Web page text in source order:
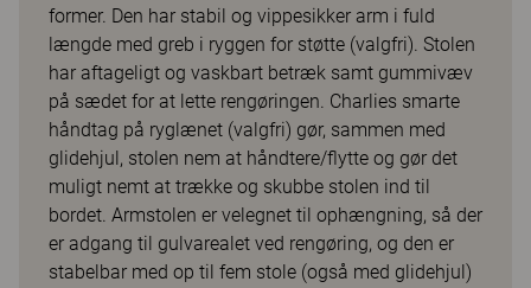
former. Den har stabil og vippesikker arm i fuld
længde med greb i ryggen for støtte (valgfri). Stolen
har aftageligt og vaskbart betræk samt gummivæv
på sædet for at lette rengøringen. Charlies smarte
håndtag på ryglænet (valgfri) gør, sammen med
glidehjul, stolen nem at håndtere/flytte og gør det
muligt nemt at trække og skubbe stolen ind til
bordet. Armstolen er velegnet til ophængning, så der
er adgang til gulvarealet ved rengøring, og den er
stabelbar med op til fem stole (også med glidehjul)